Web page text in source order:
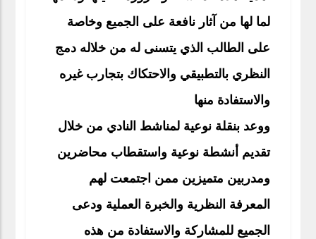
لما لها من آثار نافعة على الجميع وخاصة
على الطالب الذي يتسنى له من خلاله دمج
النظري بالتطبيقي والاحتكاك بتجارب غيره
والاستفادة منها
ووعد بنقلة نوعية لمناشط النادي من خلال
تقديم أنشطة نوعية واستقطاب محاضرين
ومدربين متميزين ممن اجتمعت لهم
المعرفة النظرية والخبرة العملية ودعى
الجميع للمشاركة والاستفادة من هذه